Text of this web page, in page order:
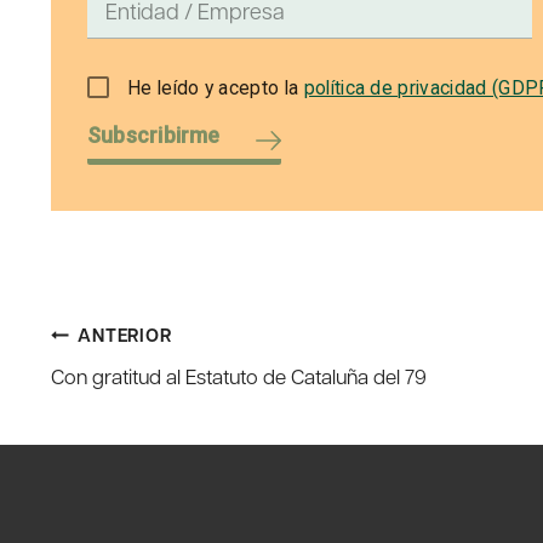
He leído y acepto la política de privacidad
Subscribirme
Navegación
de
entradas
ANTERIOR
Con gratitud al Estatuto de Cataluña del 79